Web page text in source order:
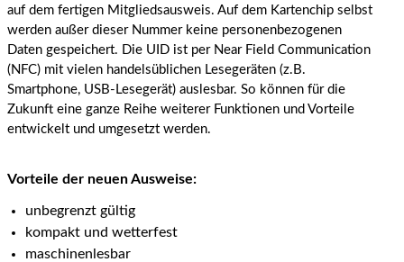
auf dem fertigen Mitgliedsausweis. Auf dem Kartenchip selbst
werden außer dieser Nummer keine personenbezogenen
Daten gespeichert. Die UID ist per Near Field Communication
(NFC) mit vielen handelsüblichen Lesegeräten (z.B.
Smartphone, USB-Lesegerät) auslesbar. So können für die
Zukunft eine ganze Reihe weiterer Funktionen und Vorteile
entwickelt und umgesetzt werden.
Vorteile der neuen Ausweise:
unbegrenzt gültig
kompakt und wetterfest
maschinenlesbar